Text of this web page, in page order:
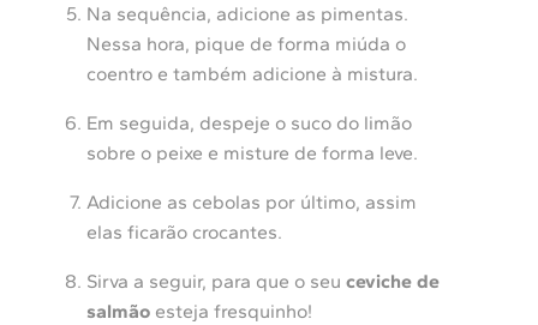
Na sequência, adicione as pimentas.
Nessa hora, pique de forma miúda o
coentro e também adicione à mistura.
Em seguida, despeje o suco do limão
sobre o peixe e misture de forma leve.
Adicione as cebolas por último, assim
elas ficarão crocantes.
Sirva a seguir, para que o seu ceviche de
salmão esteja fresquinho!